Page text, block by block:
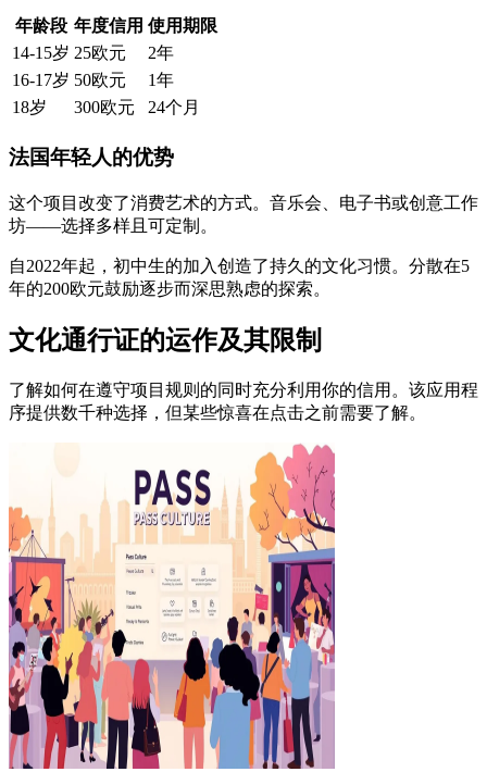
年龄段 年度信用 使用期限
14-15岁 25欧元
2年
16-17岁 50欧元
1年
18岁
300欧元 24个月
法国年轻人的优势
这个项目改变了消费艺术的方式。音乐会、电子书或创意工作
坊——选择多样且可定制。
自2022年起，初中生的加入创造了持久的文化习惯。分散在5
年的200欧元鼓励逐步而深思熟虑的探索。
文化通行证的运作及其限制
了解如何在遵守项目规则的同时充分利用你的信用。该应用程
序提供数千种选择，但某些惊喜在点击之前需要了解。